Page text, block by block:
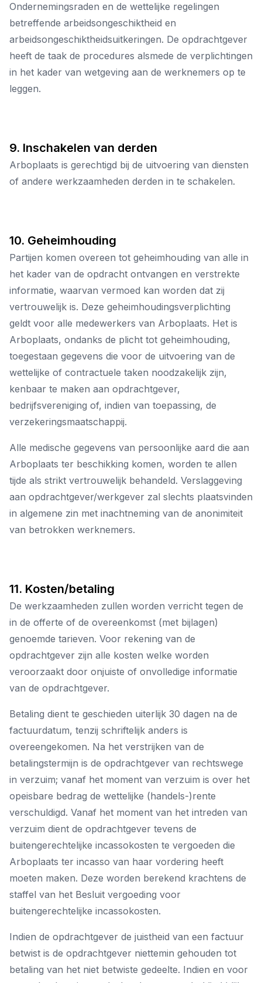
Ondernemingsraden en de wettelijke regelingen
betreffende arbeidsongeschiktheid en
arbeidsongeschiktheidsuitkeringen. De opdrachtgever
heeft de taak de procedures alsmede de verplichtingen
in het kader van wetgeving aan de werknemers op te
leggen.
9. Inschakelen van derden
Arboplaats is gerechtigd bij de uitvoering van diensten
of andere werkzaamheden derden in te schakelen.
10. Geheimhouding
Partijen komen overeen tot geheimhouding van alle in
het kader van de opdracht ontvangen en verstrekte
informatie, waarvan vermoed kan worden dat zij
vertrouwelijk is. Deze geheimhoudingsverplichting
geldt voor alle medewerkers van Arboplaats. Het is
Arboplaats, ondanks de plicht tot geheimhouding,
toegestaan gegevens die voor de uitvoering van de
wettelijke of contractuele taken noodzakelijk zijn,
kenbaar te maken aan opdrachtgever,
bedrijfsvereniging of, indien van toepassing, de
verzekeringsmaatschappij.
Alle medische gegevens van persoonlijke aard die aan
Arboplaats ter beschikking komen, worden te allen
tijde als strikt vertrouwelijk behandeld. Verslaggeving
aan opdrachtgever/werkgever zal slechts plaatsvinden
in algemene zin met inachtneming van de anonimiteit
van betrokken werknemers.
11. Kosten/betaling
De werkzaamheden zullen worden verricht tegen de
in de offerte of de overeenkomst (met bijlagen)
genoemde tarieven. Voor rekening van de
opdrachtgever zijn alle kosten welke worden
veroorzaakt door onjuiste of onvolledige informatie
van de opdrachtgever.
Betaling dient te geschieden uiterlijk 30 dagen na de
factuurdatum, tenzij schriftelijk anders is
overeengekomen. Na het verstrijken van de
betalingstermijn is de opdrachtgever van rechtswege
in verzuim; vanaf het moment van verzuim is over het
opeisbare bedrag de wettelijke (handels-)rente
verschuldigd. Vanaf het moment van het intreden van
verzuim dient de opdrachtgever tevens de
buitengerechtelijke incassokosten te vergoeden die
Arboplaats ter incasso van haar vordering heeft
moeten maken. Deze worden berekend krachtens de
staffel van het Besluit vergoeding voor
buitengerechtelijke incassokosten.
Indien de opdrachtgever de juistheid van een factuur
betwist is de opdrachtgever niettemin gehouden tot
betaling van het niet betwiste gedeelte. Indien en voor